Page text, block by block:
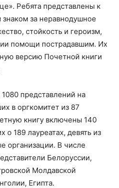
Ребята представлены к
за неравнодушное
стойкость и героизм,
помощи пострадавшим. Их
версию Почетной книги
представлений на
в оргкомитет из 87
книгу включены 140
о 189 лауреатах, девять из
организации. В числе
Белоруссии,
Молдавской
Египта.